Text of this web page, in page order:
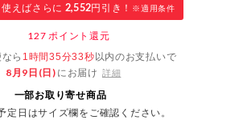
えばさらに 2,552円引き！ ※適用条件
127 ポイント還元
ら 1時間35分32秒以内のお支払いで
8月9日(日) にお届け 詳細
一部お取り寄せ商品
定日はサイズ欄をご確認ください。